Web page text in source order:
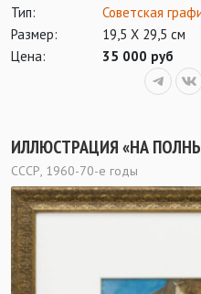
Тип:
Советская
Размер:
19,5 Х 29,5 см
Цена:
35 000 руб
ИЛЛЮСТРАЦИЯ «НА
СССР, 1960-70-е годы